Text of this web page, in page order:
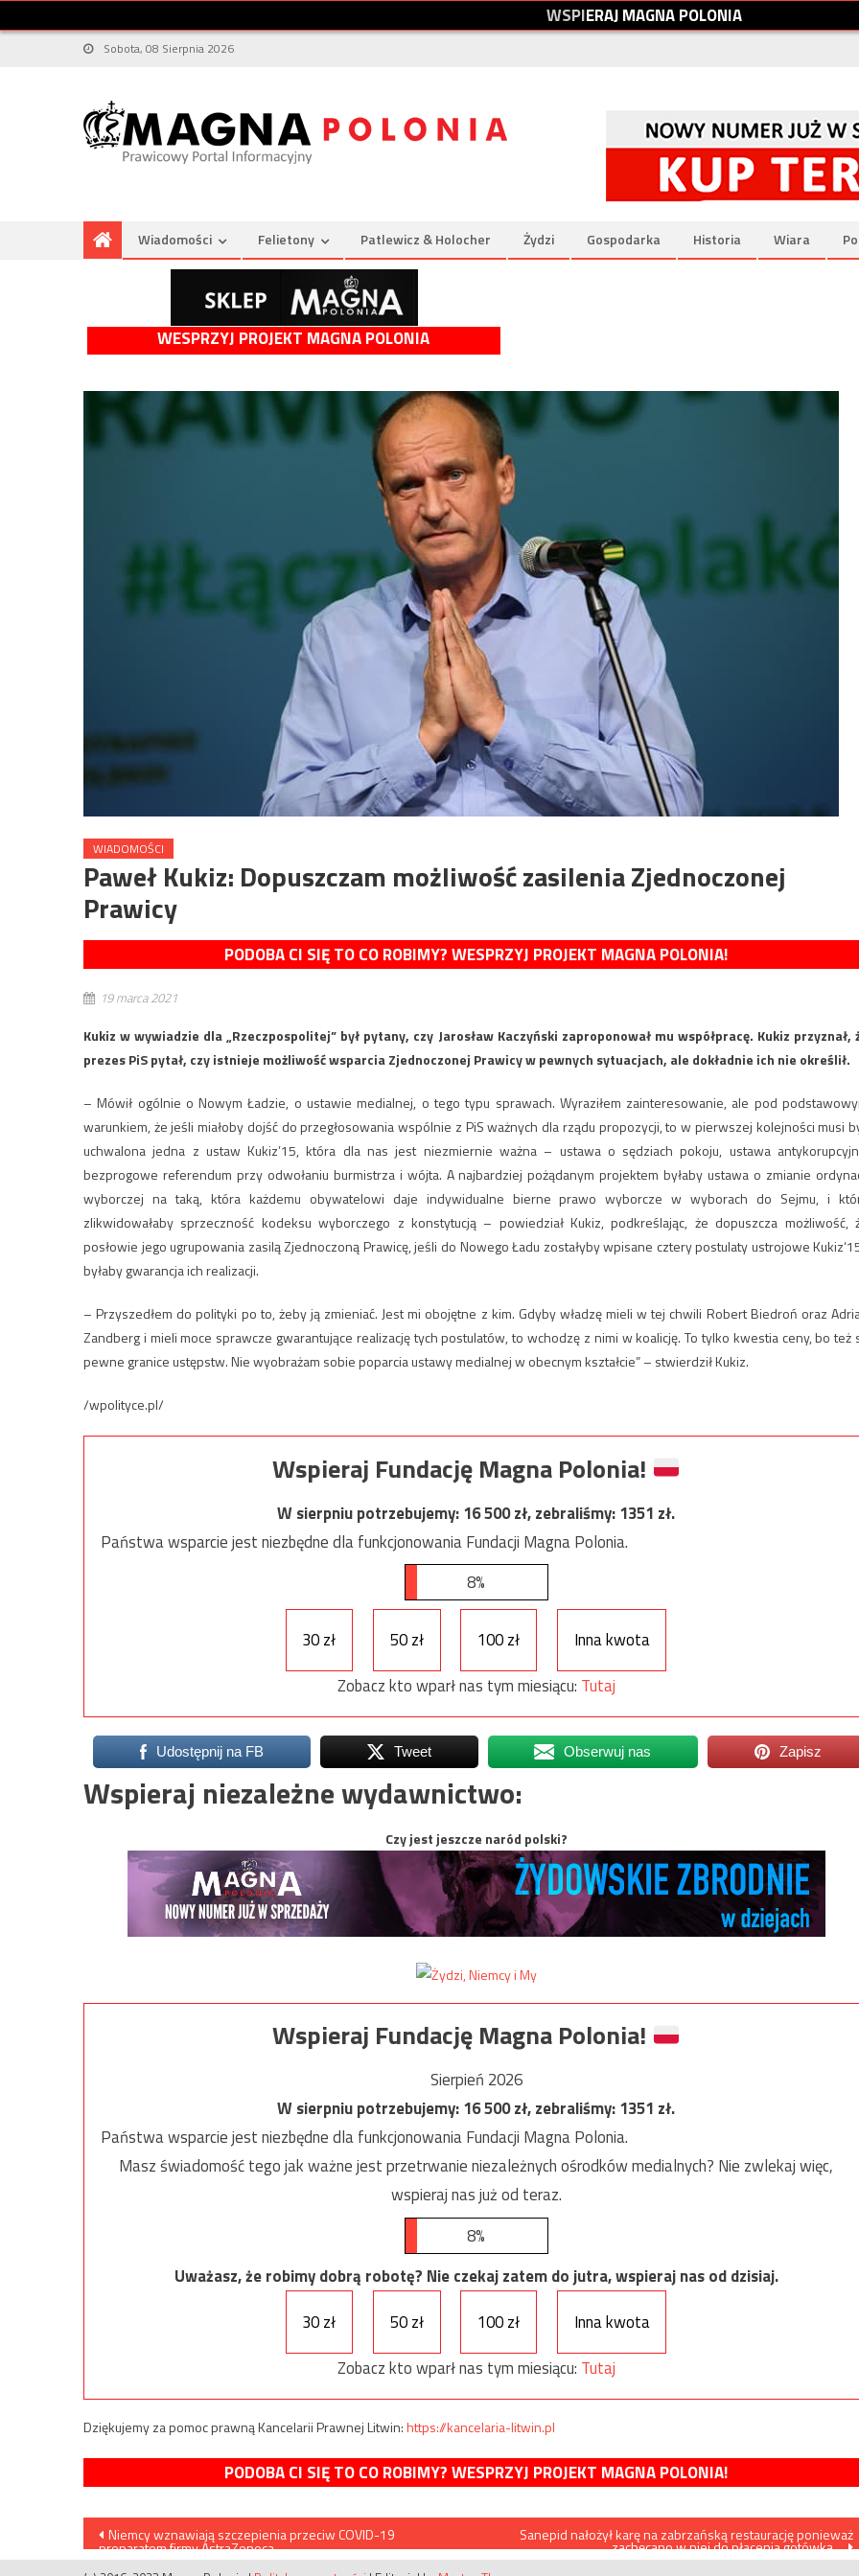
WSPIERAJMAGNAPOLONIA
Sobota, 08 Sierpnia 2026
Wiadomości Felietony Patlewicz & Holocher Żydzi Gospodarka Historia Wiara
WESPRZYJ PROJEKT MAGNA POLONIA
WIADOMOŚCI
Paweł Kukiz: Dopuszczam możliwość zasilenia Zjednoczonej
Prawicy
PODOBA CI SIĘ TO CO ROBIMY? WESPRZYJ PROJEKT MAGNA POLONIA!
19 marca 2021
Kukiz w wywiadzie dla „Rzeczpospolitej” był pytany, czy Jarosław Kaczyński zaproponował mu współpracę. Kukiz przyznał,
prezes PiS pytał, czy istnieje możliwość wsparcia Zjednoczonej Prawicy w pewnych sytuacjach, ale dokładnie ich nie określił.
– Mówił ogólnie o Nowym Ładzie, o ustawie medialnej, o tego typu sprawach. Wyraziłem zainteresowanie, ale pod
warunkiem, że jeśli miałoby dojść do przegłosowania wspólnie z PiS ważnych dla rządu propozycji, to w pierwszej kolejności musi
uchwalona jedna z ustaw Kukiz’15, która dla nas jest niezmiernie ważna – ustawa o sędziach pokoju, ustawa
bezprogowe referendum przy odwołaniu burmistrza i wójta. A najbardziej pożądanym projektem byłaby ustawa o zmianie
wyborczej na taką, która każdemu obywatelowi daje indywidualne bierne prawo wyborcze w wyborach do Sejmu, i
zlikwidowałaby sprzeczność kodeksu wyborczego z konstytucją – powiedział Kukiz, podkreślając, że dopuszcza możliwość,
posłowie jego ugrupowania zasilą Zjednoczoną Prawicę, jeśli do Nowego Ładu zostałyby wpisane cztery postulaty ustrojowe
byłaby gwarancja ich realizacji.
– Przyszedłem do polityki po to, żeby ją zmieniać. Jest mi obojętne z kim. Gdyby władzę mieli w tej chwili Robert Biedroń oraz
Zandberg i mieli moce sprawcze gwarantujące realizację tych postulatów, to wchodzę z nimi w koalicję. To tylko kwestia ceny, bo też
pewne granice ustępstw. Nie wyobrażam sobie poparcia ustawy medialnej w obecnym kształcie” – stwierdził Kukiz.
/wpolityce.pl/
Wspieraj Fundację Magna Polonia!
W sierpniu potrzebujemy:16 500zł, zebraliśmy:1351 zł.
Państwa wsparcie jest niezbędne dla funkcjonowania Fundacji Magna Polonia.
8%
30 zł 50 zł 100 zł
Inna kwota
Zobacz kto wparł nas tym miesiącu: Tutaj
Udostępnij na FB Tweet Obserwuj nas Zapisz
Wspieraj niezależne wydawnictwo:
Czy jest jeszcze naród polski?
Wspieraj Fundację Magna Polonia!
Sierpień 2026
W sierpniu potrzebujemy:16 500zł, zebraliśmy:1351 zł.
Państwa wsparcie jest niezbędne dla funkcjonowania Fundacji Magna Polonia.
Masz świadomość tego jak ważne jest przetrwanie niezależnych ośrodków medialnych? Nie zwlekaj więc,
wspieraj nas już od teraz.
8%
Uważasz, że robimy dobrą robotę? Nie czekaj zatem do jutra, wspieraj nas od dzisiaj.
30 zł
50 zł 100 zł
Inna kwota
Zobacz kto wparł nas tym miesiącu: Tutaj
Dziękujemy za pomoc prawną Kancelarii Prawnej Litwin:https://kancelaria-litwin.pl
PODOBA CI SIĘ TO CO ROBIMY? WESPRZYJ PROJEKT MAGNA POLONIA!
Nawigacja
Niemcy wznawiają szczepienia przeciw COVID-19
preparatem firmy AstraZeneca
Sanepid nałożył karę na zabrzańską restaurację ponieważ
zachęcano w niej do płacenia gotówką…